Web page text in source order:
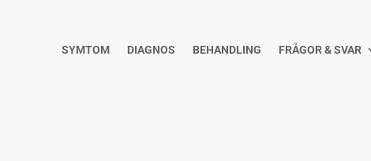
SYMTOM DIAGNOS BEHANDLING FRÅGOR & SVAR